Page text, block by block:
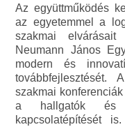
Az együttműködés
az egyetemmel a
szakmai
Neumann János
modern és
szakmai
a hallgatók és
kapcsolatépítését